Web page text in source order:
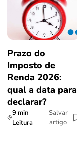
Prazo do
Imposto de
Renda 2026:
qual a data para
declarar?
9 min
Leitura
Salvar
artigo